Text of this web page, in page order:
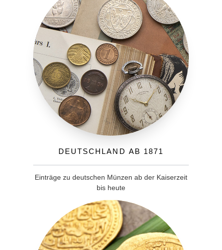
Deutschland ab 1871
Einträge zu deutschen Münzen ab der Kaiserzeit
bis heute